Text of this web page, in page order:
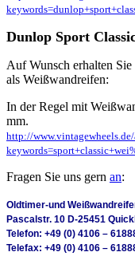
Dunlop Sport
Auf Wunsch erhalten
als Weißwandreifen:
In der Regel mit
mm.
http://
Fragen Sie uns gern an:
Oldtimer-und
Pascalstr. 10 D-25451
Telefon: +49 (0) 4106 –
Telefax: +49 (0) 4106 –